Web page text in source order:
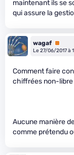
maintenant ils se
qui assure la
wagaf Premium
Le 27/06/2017 à
Comment faire
chiffrées non-libre
Aucune manière
comme prétendu